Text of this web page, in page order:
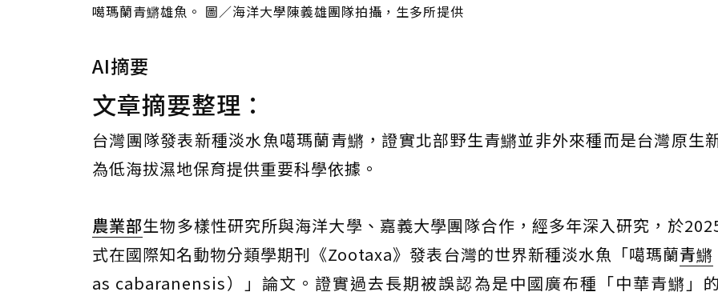
噶瑪蘭青鱂雄魚。 圖／海洋大學陳義雄團隊拍攝，生多所提供
AI摘要
文章摘要整理：
台灣團隊發表新種淡水魚噶瑪蘭青鱂，證實北部野生青鱂並非外來種而是台灣原生
為低海拔濕地保育提供重要科學依據。
農業部生物多樣性研究所與海洋大學、嘉義大學團隊合作，經多年深入研究，於
式在國際知名動物分類學期刊《Zootaxa》發表台灣的世界新種淡水魚「噶瑪蘭青鱂
as cabaranensis）」論文。證實過去長期被誤認為是中國廣布種「中華青鱂」